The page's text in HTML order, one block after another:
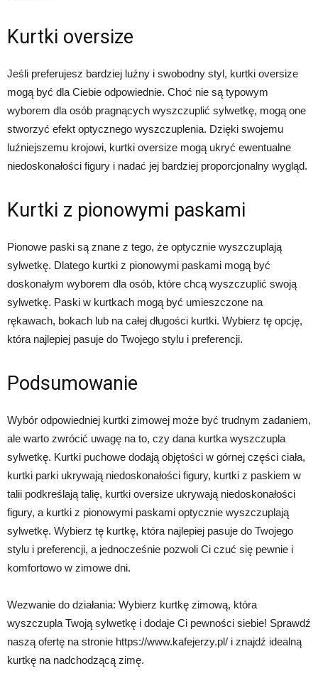
Kurtki oversize
Jeśli preferujesz bardziej luźny i swobodny styl, kurtki oversize
mogą być dla Ciebie odpowiednie. Choć nie są typowym
wyborem dla osób pragnących wyszczuplić sylwetkę, mogą one
stworzyć efekt optycznego wyszczuplenia. Dzięki swojemu
luźniejszemu krojowi, kurtki oversize mogą ukryć ewentualne
niedoskonałości figury i nadać jej bardziej proporcjonalny wygląd.
Kurtki z pionowymi paskami
Pionowe paski są znane z tego, że optycznie wyszczuplają
sylwetkę. Dlatego kurtki z pionowymi paskami mogą być
doskonałym wyborem dla osób, które chcą wyszczuplić swoją
sylwetkę. Paski w kurtkach mogą być umieszczone na
rękawach, bokach lub na całej długości kurtki. Wybierz tę opcję,
która najlepiej pasuje do Twojego stylu i preferencji.
Podsumowanie
Wybór odpowiedniej kurtki zimowej może być trudnym zadaniem,
ale warto zwrócić uwagę na to, czy dana kurtka wyszczupla
sylwetkę. Kurtki puchowe dodają objętości w górnej części ciała,
kurtki parki ukrywają niedoskonałości figury, kurtki z paskiem w
talii podkreślają talię, kurtki oversize ukrywają niedoskonałości
figury, a kurtki z pionowymi paskami optycznie wyszczuplają
sylwetkę. Wybierz tę kurtkę, która najlepiej pasuje do Twojego
stylu i preferencji, a jednocześnie pozwoli Ci czuć się pewnie i
komfortowo w zimowe dni.
Wezwanie do działania: Wybierz kurtkę zimową, która
wyszczupla Twoją sylwetkę i dodaje Ci pewności siebie! Sprawdź
naszą ofertę na stronie https://www.kafejerzy.pl/ i znajdź idealną
kurtkę na nadchodzącą zimę.